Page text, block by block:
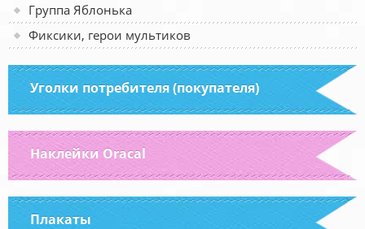
Группа Яблонька
Фиксики, герои мультиков
Уголки потребителя (покупателя)
Наклейки Oracal
Плакаты